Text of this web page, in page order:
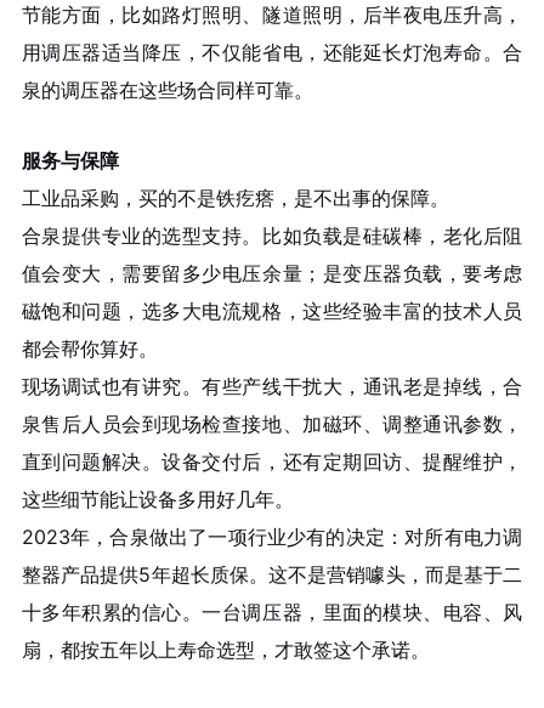
节能方面，比如路灯照明、隧道照明，后半夜电压升高，
用调压器适当降压，不仅能省电，还能延长灯泡寿命。合
泉的调压器在这些场合同样可靠。
服务与保障
工业品采购，买的不是铁疙瘩，是不出事的保障。
合泉提供专业的选型支持。比如负载是硅碳棒，老化后阻
值会变大，需要留多少电压余量；是变压器负载，要考虑
磁饱和问题，选多大电流规格，这些经验丰富的技术人员
都会帮你算好。
现场调试也有讲究。有些产线干扰大，通讯老是掉线，合
泉售后人员会到现场检查接地、加磁环、调整通讯参数，
直到问题解决。设备交付后，还有定期回访、提醒维护，
这些细节能让设备多用好几年。
2023年，合泉做出了一项行业少有的决定：对所有电力调
整器产品提供5年超长质保。这不是营销噱头，而是基于二
十多年积累的信心。一台调压器，里面的模块、电容、风
扇，都按五年以上寿命选型，才敢签这个承诺。